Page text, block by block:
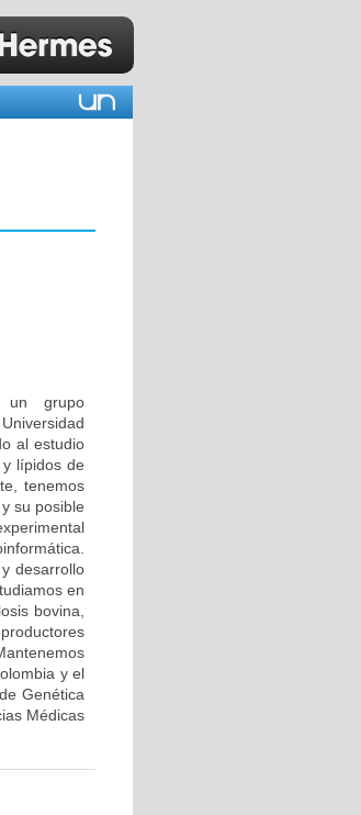
un grupo
al estudio
lípidos de
tenemos
su posible
desarrollo
en
bovina,
y el
Genética
Médicas